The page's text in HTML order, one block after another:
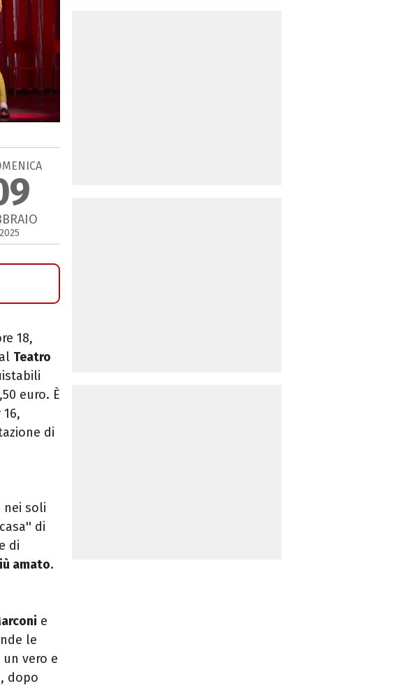
2025
18,
al Teatro
euro. È
di
nei soli
di
di
amato.
e
le
vero e
dopo